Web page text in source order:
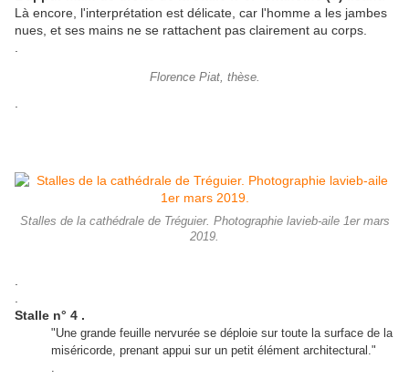
Là encore, l'interprétation est délicate, car l'homme a les jambes
nues, et ses mains ne se rattachent pas clairement au corps.
Florence Piat, thèse.
Stalles de la cathédrale de Tréguier. Photographie lavieb-aile 1er mars
2019.
Stalle n° 4 .
"Une grande feuille nervurée se déploie sur toute la surface de la
miséricorde, prenant appui sur un petit élément architectural."
.